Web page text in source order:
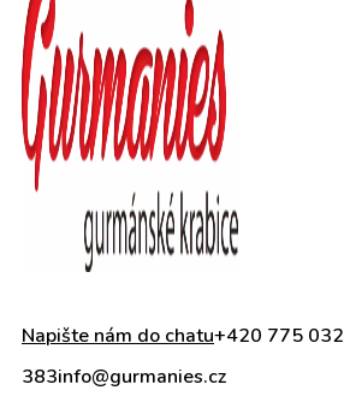
Napište nám do chatu+420 775 032
383info@gurmanies.cz